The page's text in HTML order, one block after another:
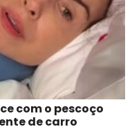
com o pescoço
de carro